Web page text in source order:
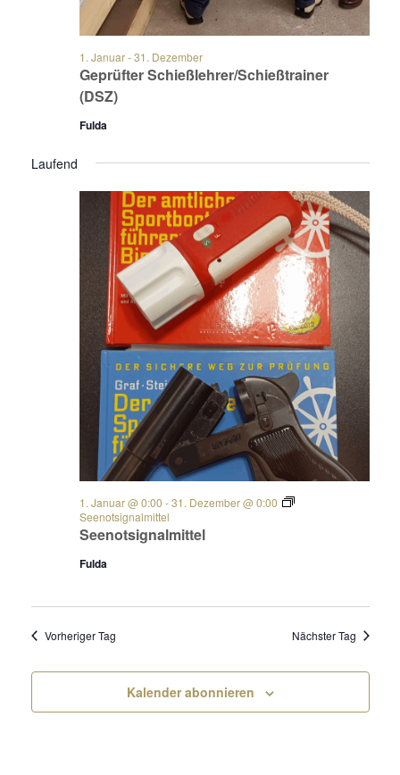
Geprüfter Schießlehrer/Schießtrainer
(DSZ)
1. Januar-31. Dezember
Fulda
Laufend
Seenotsignalmittel
1. Januar @ 0:00 -31. Dezember @ 0:00
Seenotsignalmittel
Fulda
Vorheriger Tag Nächster Tag
Kalender abonnieren